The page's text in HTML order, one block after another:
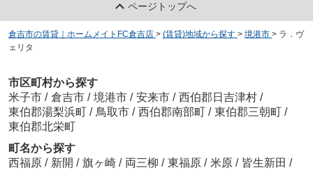
ページトップへ
倉吉市の賃貸｜ホームメイトFC倉吉店 > (賃貸)地域から探す > 境港市 > ラ．ヴ
ェリタ
市区町村から探す
米子市 / 倉吉市 / 境港市 / 安来市 / 西伯郡日吉津村 /
東伯郡湯梨浜町 / 鳥取市 / 西伯郡南部町 / 東伯郡三朝町 /
東伯郡北栄町
町名から探す
西福原 / 新開 / 旗ヶ崎 / 両三柳 / 東福原 / 米原 / 皆生新田 /